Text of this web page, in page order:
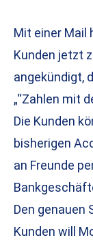
Mit einer Mail
Kunden jetzt
angekündigt,
„“Zahlen mit
Die Kunden
bisherigen
an Freunde
Den genauen
Kunden will